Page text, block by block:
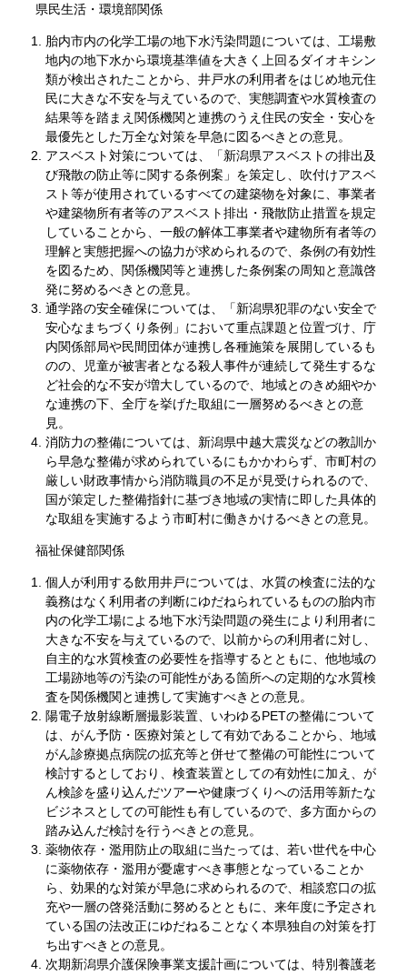
県民生活・環境部関係
胎内市内の化学工場の地下水汚染問題については、工場敷
地内の地下水から環境基準値を大きく上回るダイオキシン
類が検出されたことから、井戸水の利用者をはじめ地元住
民に大きな不安を与えているので、実態調査や水質検査の
結果等を踏まえ関係機関と連携のうえ住民の安全・安心を
最優先とした万全な対策を早急に図るべきとの意見。
アスベスト対策については、「新潟県アスベストの排出及
び飛散の防止等に関する条例案」を策定し、吹付けアスベ
スト等が使用されているすべての建築物を対象に、事業者
や建築物所有者等のアスベスト排出・飛散防止措置を規定
していることから、一般の解体工事業者や建物所有者等の
理解と実態把握への協力が求められるので、条例の有効性
を図るため、関係機関等と連携した条例案の周知と意識啓
発に努めるべきとの意見。
通学路の安全確保については、「新潟県犯罪のない安全で
安心なまちづくり条例」において重点課題と位置づけ、庁
内関係部局や民間団体が連携し各種施策を展開しているも
のの、児童が被害者となる殺人事件が連続して発生するな
ど社会的な不安が増大しているので、地域とのきめ細やか
な連携の下、全庁を挙げた取組に一層努めるべきとの意
見。
消防力の整備については、新潟県中越大震災などの教訓か
ら早急な整備が求められているにもかかわらず、市町村の
厳しい財政事情から消防職員の不足が見受けられるので、
国が策定した整備指針に基づき地域の実情に即した具体的
な取組を実施するよう市町村に働きかけるべきとの意見。
福祉保健部関係
個人が利用する飲用井戸については、水質の検査に法的な
義務はなく利用者の判断にゆだねられているものの胎内市
内の化学工場による地下水汚染問題の発生により利用者に
大きな不安を与えているので、以前からの利用者に対し、
自主的な水質検査の必要性を指導するとともに、他地域の
工場跡地等の汚染の可能性がある箇所への定期的な水質検
査を関係機関と連携して実施すべきとの意見。
陽電子放射線断層撮影装置、いわゆるPETの整備について
は、がん予防・医療対策として有効であることから、地域
がん診療拠点病院の拡充等と併せて整備の可能性について
検討するとしており、検査装置としての有効性に加え、が
ん検診を盛り込んだツアーや健康づくりへの活用等新たな
ビジネスとしての可能性も有しているので、多方面からの
踏み込んだ検討を行うべきとの意見。
薬物依存・濫用防止の取組に当たっては、若い世代を中心
に薬物依存・濫用が憂慮すべき事態となっていることか
ら、効果的な対策が早急に求められるので、相談窓口の拡
充や一層の啓発活動に努めるとともに、来年度に予定され
ている国の法改正にゆだねることなく本県独自の対策を打
ち出すべきとの意見。
次期新潟県介護保険事業支援計画については、特別養護老